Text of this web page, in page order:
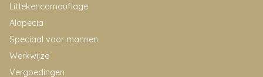
Littekencamouflage
Alopecia
Speciaal voor mannen
Werkwijze
Vergoedingen